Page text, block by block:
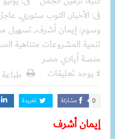
فى: الأخبار, التوب ستوري,
وسوم: إيمان أشرف, تسهيل
تنمية المشروعات متناهية
منصة أيادي مصر
لا يوجد تعليقات
طباعة
مشاركة 0 تغريدة
إيمان أشرف